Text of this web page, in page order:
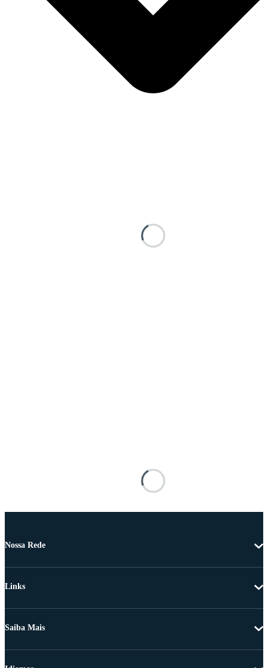
Nossa Rede
Links
Saiba Mais